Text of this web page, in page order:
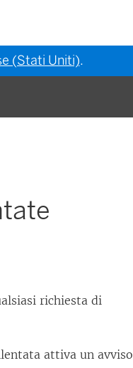
(Stati Uniti).
richiesta di
attiva un avviso